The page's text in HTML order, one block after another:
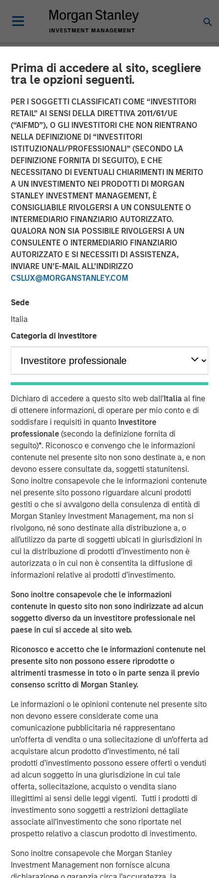
Prima di accedere al sito, scegliere
tra le opzioni seguenti.
PER I SOGGETTI CLASSIFICATI COME “INVESTITORI
RETAIL” AI SENSI DELLA DIRETTIVA 2011/61/UE
(“AIFMD”), O GLI INVESTITORI CHE NON RIENTRANO
NELLA DEFINIZIONE DI “INVESTITORI
ISTITUZIONALI/PROFESSIONALI” (SECONDO LA
DEFINIZIONE FORNITA DI SEGUITO), E CHE
NECESSITANO DI EVENTUALI CHIARIMENTI IN MERITO
A UN INVESTIMENTO NEI PRODOTTI DI MORGAN
STANLEY INVESTMENT MANAGEMENT, È
CONSIGLIABILE RIVOLGERSI A UN CONSULENTE O
INTERMEDIARIO FINANZIARIO AUTORIZZATO.
QUALORA NON SIA POSSIBILE RIVOLGERSI A UN
CONSULENTE O INTERMEDIARIO FINANZIARIO
AUTORIZZATO E SI NECESSITI DI ASSISTENZA,
INVIARE UN’E-MAIL ALL’INDIRIZZO
CSLUX@MORGANSTANLEY.COM
Sede
Italia
Categoria di investitore
Dichiaro di accedere a questo sito web dall’Italia al fine
di ottenere informazioni, di operare per mio conto e di
soddisfare i requisiti in quanto Investitore
professionale(secondo la definizione fornita di
seguito)*. Riconosco e convengo che le informazioni
contenute nel presente sito non sono destinate a, e non
devono essere consultate da, soggetti statunitensi.
Sono inoltre consapevole che le informazioni contenute
nel presente sito possono riguardare alcuni prodotti
gestiti o che si avvalgono della consulenza di entità di
Morgan Stanley Investment Management, ma non si
rivolgono, né sono destinate alla distribuzione a, o
all’utilizzo da parte di soggetti ubicati in giurisdizioni in
cui la distribuzione di prodotti d’investimento non è
autorizzata o in cui non è consentita la diffusione di
informazioni relative ai prodotti d’investimento.
Sono inoltre consapevole che le informazioni
contenute in questo sito non sono indirizzate ad alcun
soggetto diverso da un investitore professionale nel
paese in cui si accede al sito web.
Riconosco e accetto che le informazioni contenute nel
presente sito non possono essere riprodotte o
altrimenti trasmesse in toto o in parte senza il previo
consenso scritto di Morgan Stanley.
Le informazioni o le opinioni contenute nel presente sito
non devono essere considerate come una
comunicazione pubblicitaria né rappresentano
un’offerta di vendita o una sollecitazione di un’offerta ad
acquistare alcun prodotto d’investimento, né tali
prodotti d’investimento possono essere offerti o venduti
ad alcun soggetto in una giurisdizione in cui tale
offerta, sollecitazione, acquisto o vendita siano
illegittimi ai sensi delle leggi vigenti. Tutti i prodotti di
investimento sono soggetti a restrizioni dettagliate
associate all’investimento che sono riportate nel
prospetto relativo a ciascun prodotto di investimento.
Sono inoltre consapevole che Morgan Stanley
Investment Management non fornisce alcuna
NEWSROOM
Persistence Capital
Partners Exceeds Target
and Closes on Over C$375
Million to Support MedSpa
Partners Growth
09 NOVEMBRE 2023
TORONTO, ON, November 9, 2023
private equity fund exclusively focused on high-growth
opportunities in the healthcare field, is pleased to
anchored by investment funds managed by Morgan
Inc. (“MSP”), the leading acquirer and operator of top-tier
medical aesthetics clinics in North America.
PCP MSP II, L.P. (“MSP II” or the “Fund”) raised over
C$375 million (~US$275 million) of capital commitments,
exceeding the Continuation Fund’s target size, and more
than tripling the size of the initial investment vehicle for
MSP (“MSP I”) that was committed in 2019. MSP II was
heavily oversubscribed and received strong support from
new and existing LPs.
“PCP is thrilled to continue supporting the growth of MSP,
which has successfully grown into North America’s
leading platform for the medspa industry’s leading
clinicians,” said John Trang, Partner at PCP and Chairman
of MSP. “We are proud to continue our partnership with
one of our best performing investments and look forward
to supporting its future success.”
Speaking on the investment, MSP CEO Dominic Mazzone
expertise, resources, and perspectives align together to
create value for all stakeholders. This couldn’t be more
evident than in our partnership with Persistence Capital.
PCP has provided MedSpa Partners the ability to focus on
acquiring, integrating, and growing the leading medical
aesthetics practices in North America. Together, we have
built the premier platform in the industry based on our
shared philosophy of being a valued, profitable partner
for both clinic owners and investors.”
The investment by PCP will help strengthen MSP’s ability
to source and fund acquisitions, and invest in innovative
initiatives.
“In making investments, we look for companies that are
leaders in their industries. MedSpa Partners has a very
clear passion to bring client centric premium aesthetic
services to its clientele while partnering with the world’s
leading clinicians and key opinion leaders. We are excited
about supporting their mission as they grow,” said Yash
Gupta, Partner at Morgan Stanley Private Equity
Secondaries, an investment team within Morgan Stanley
Investment Management, that is a leader in GP-led
continuation vehicle transactions.